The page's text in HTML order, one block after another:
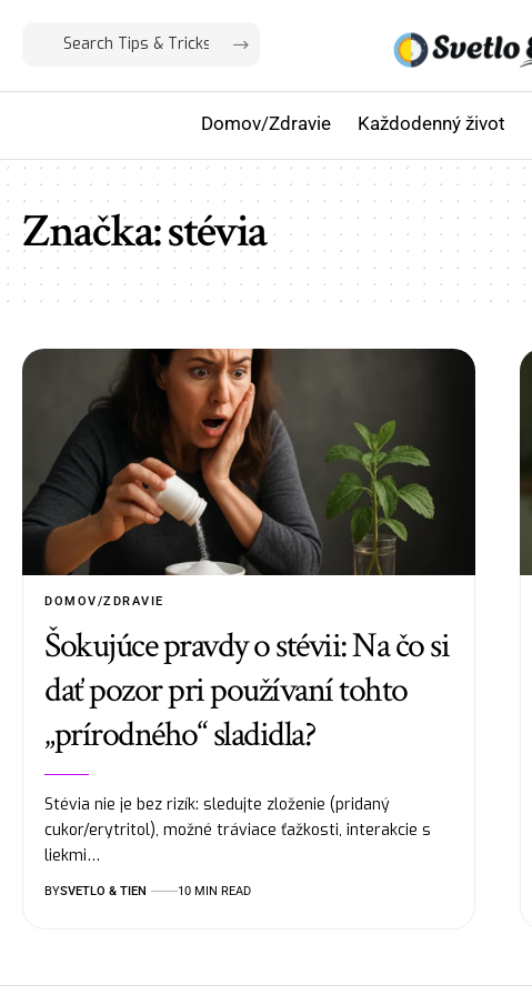
Domov/Zdravie Každodenný život
Značka:stévia
DOMOV/ZDRAVIE
Šokujúce pravdy o stévii: Na čo si
dať pozor pri používaní tohto
„prírodného“ sladidla?
Stévia nie je bez rizík: sledujte zloženie (pridaný
cukor/erytritol), možné tráviace ťažkosti, interakcie s
liekmi…
BYSVETLO & TIEN 10 MIN READ